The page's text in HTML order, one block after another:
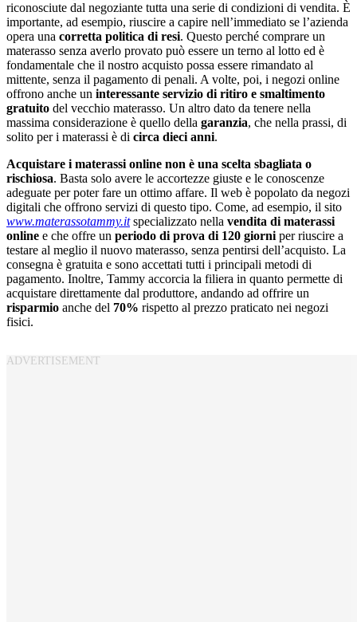
riconosciute dal negoziante tutta una serie di condizioni di vendita. È
importante, ad esempio, riuscire a capire nell’immediato se l’azienda
opera una corretta politica di resi. Questo perché comprare un
materasso senza averlo provato può essere un terno al lotto ed è
fondamentale che il nostro acquisto possa essere rimandato al
mittente, senza il pagamento di penali. A volte, poi, i negozi online
offrono anche un interessante servizio di ritiro e smaltimento
gratuito del vecchio materasso. Un altro dato da tenere nella
massima considerazione è quello della garanzia, che nella prassi, di
solito per i materassi è di circa dieci anni.
Acquistare i materassi online non è una scelta sbagliata o
rischiosa. Basta solo avere le accortezze giuste e le conoscenze
adeguate per poter fare un ottimo affare. Il web è popolato da negozi
digitali che offrono servizi di questo tipo. Come, ad esempio, il sito
www.materassotammy.itspecializzato nella vendita di materassi
online e che offre un periodo di prova di 120 giorni per riuscire a
testare al meglio il nuovo materasso, senza pentirsi dell’acquisto. La
consegna è gratuita e sono accettati tutti i principali metodi di
pagamento. Inoltre, Tammy accorcia la filiera in quanto permette di
acquistare direttamente dal produttore, andando ad offrire un
risparmio anche del 70% rispetto al prezzo praticato nei negozi
fisici.